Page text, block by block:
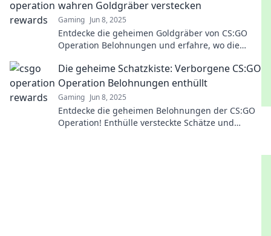
wahren Goldgräber verstecken
Gaming Jun 8, 2025
Entdecke die geheimen Goldgräber von CS:GO
Operation Belohnungen und erfahre, wo die
Die geheime Schatzkiste: Verborgene CS:GO
Operation Belohnungen enthüllt
Gaming Jun 8, 2025
Entdecke die geheimen Belohnungen der CS:GO
Operation! Enthülle versteckte Schätze und